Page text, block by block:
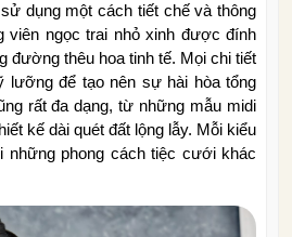
dụng một cách tiết chế và thông
viên ngọc trai nhỏ xinh được đính
đường thêu hoa tinh tế. Mọi chi tiết
lưỡng để tạo nên sự hài hòa tổng
rất đa dạng, từ những mẫu midi
kế dài quét đất lộng lẫy. Mỗi kiểu
những phong cách tiệc cưới khác